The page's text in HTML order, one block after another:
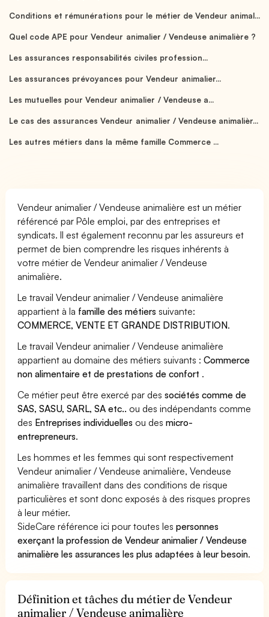
Conditions et rémunérations pour le métier de Vendeur animal...
Quel code APE pour Vendeur animalier / Vendeuse animalière ?
Les assurances responsabilités civiles profession...
Les assurances prévoyances pour Vendeur animalier...
Les mutuelles pour Vendeur animalier / Vendeuse a...
Le cas des assurances Vendeur animalier / Vendeuse animalièr...
Les autres métiers dans la même famille Commerce ...
Vendeur animalier / Vendeuse animalière est un métier
référencé par Pôle emploi, par des entreprises et
syndicats. Il est également reconnu par les assureurs et
permet de bien comprendre les risques inhérents à
votre métier de Vendeur animalier / Vendeuse
animalière.
Le travail Vendeur animalier / Vendeuse animalière
appartient à la famille des métiers suivante:
COMMERCE, VENTE ET GRANDE DISTRIBUTION.
Le travail Vendeur animalier / Vendeuse animalière
appartient au domaine des métiers suivants :Commerce
non alimentaire et de prestations de confort .
Ce métier peut être exercé par dessociétés comme de
SAS, SASU, SARL, SA etc.. ou des indépendants comme
des Entreprises individuelles ou desmicro-
entrepreneurs.
Les hommes et les femmes qui sont respectivement
Vendeur animalier / Vendeuse animalière, Vendeuse
animalière travaillent dans des conditions de risque
particulières et sont donc exposés à des risques propres
à leur métier.
SideCare référence ici pour toutes lespersonnes
exerçant la profession de Vendeur animalier / Vendeuse
animalière les assurances les plus adaptées à leur besoin.
Définition et tâches du métier de Vendeur
animalier / Vendeuse animalière